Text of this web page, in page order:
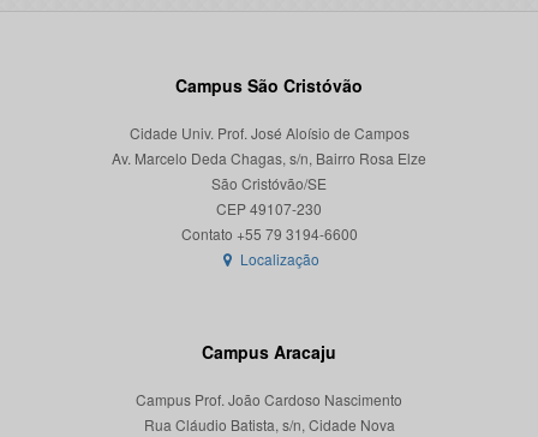
Campus São Cristóvão
Cidade Univ. Prof. José Aloísio de Campos
Av. Marcelo Deda Chagas, s/n, Bairro Rosa Elze
São Cristóvão/SE
CEP 49107-230
Localização
Campus Aracaju
Campus Prof. João Cardoso Nascimento
Rua Cláudio Batista, s/n, Cidade Nova